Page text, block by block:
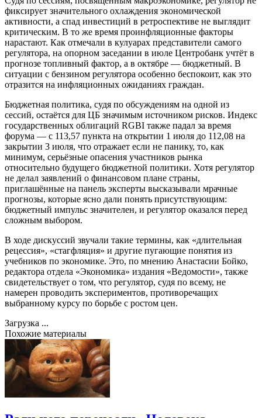
фиксирует значительного охлаждения экономической
активности, а спад инвестиций в ретроспективе не выглядит
критическим. В то же время проинфляционные факторы
нарастают. Как отмечали в кулуарах представители самого
регулятора, на опорном заседании в июле Центробанк учтёт в
прогнозе топливный фактор, а в октябре — бюджетный. В
ситуации с бензином регулятора особенно беспокоит, как это
отразится на инфляционных ожиданиях граждан.
Бюджетная политика, судя по обсуждениям на одной из
сессий, остаётся для ЦБ значимым источником рисков. Индекс
государственных облигаций RGBI также падал за время
форума — с 113,57 пункта на открытии 1 июля до 112,08 на
закрытии 3 июля, что отражает если не панику, то, как
минимум, серьёзные опасения участников рынка
относительно будущего бюджетной политики. Хотя регулятор
не делал заявлений о финансовом плане страны,
приглашённые на панель эксперты высказывали мрачные
прогнозы, которые ясно дали понять присутствующим:
бюджетный импульс значителен, и регулятор оказался перед
сложным выбором.
В ходе дискуссий звучали такие термины, как «длительная
рецессия», «стагфляция» и другие пугающие понятия из
учебников по экономике. Это, по мнению Анастасии Бойко,
редактора отдела «Экономика» издания «Ведомости», также
свидетельствует о том, что регулятор, судя по всему, не
намерен проводить экспериментов, противоречащих
выбранному курсу по борьбе с ростом цен.
Загрузка ...
Похожие материалы